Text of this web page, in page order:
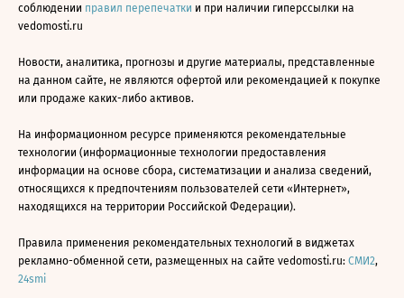
соблюдении правил перепечатки и при наличии гиперссылки на
vedomosti.ru
Новости, аналитика, прогнозы и другие материалы, представленные
на данном сайте, не являются офертой или рекомендацией к покупке
или продаже каких-либо активов.
На информационном ресурсе применяются рекомендательные
технологии (информационные технологии предоставления
информации на основе сбора, систематизации и анализа сведений,
относящихся к предпочтениям пользователей сети «Интернет»,
находящихся на территории Российской Федерации).
Правила применения рекомендательных технологий в виджетах
рекламно-обменной сети, размещенных на сайте vedomosti.ru: СМИ2,
24smi